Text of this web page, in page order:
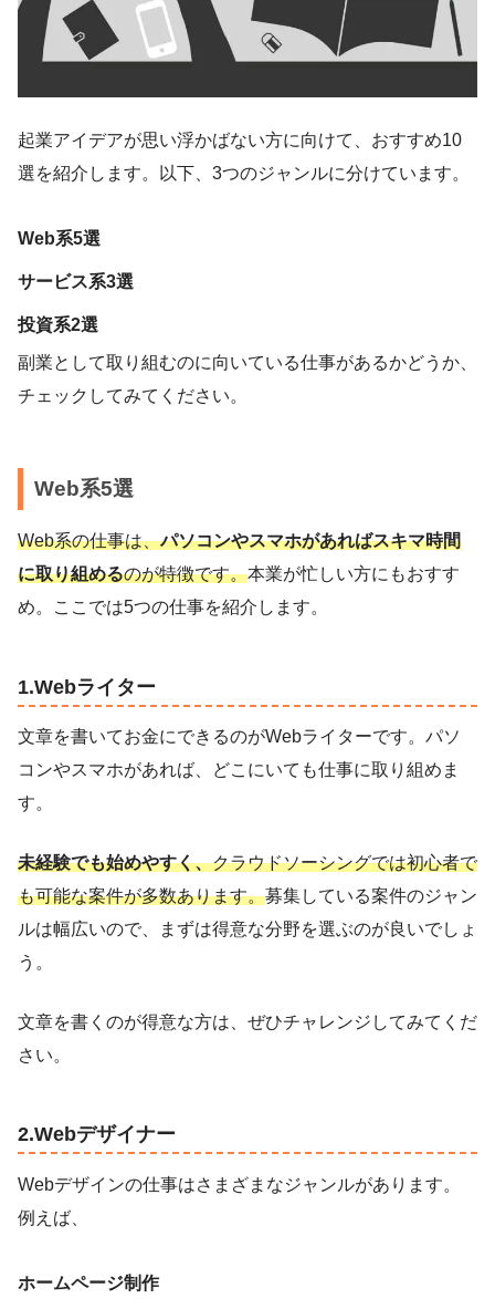
起業アイデアが思い浮かばない方に向けて、おすすめ10
選を紹介します。以下、3つのジャンルに分けています。
Web系5選
サービス系3選
投資系2選
副業として取り組むのに向いている仕事があるかどうか、
チェックしてみてください。
Web系5選
Web系の仕事は、パソコンやスマホがあればスキマ時間
に取り組めるのが特徴です。本業が忙しい方にもおすす
め。ここでは5つの仕事を紹介します。
1.Webライター
文章を書いてお金にできるのがWebライターです。パソ
コンやスマホがあれば、どこにいても仕事に取り組めま
す。
未経験でも始めやすく、クラウドソーシングでは初心者で
も可能な案件が多数あります。募集している案件のジャン
ルは幅広いので、まずは得意な分野を選ぶのが良いでしょ
う。
文章を書くのが得意な方は、ぜひチャレンジしてみてくだ
さい。
2.Webデザイナー
Webデザインの仕事はさまざまなジャンルがあります。
例えば、
ホームページ制作